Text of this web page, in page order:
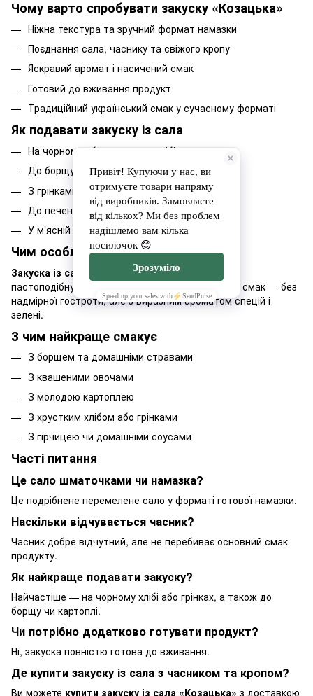
Чому варто спробувати закуску «Козацька»
Ніжна текстура та зручний формат намазки
Поєднання сала, часнику та свіжого кропу
Яскравий аромат і насичений смак
Готовий до вживання продукт
Традиційний український смак у сучасному форматі
Як подавати закуску із сала
На чорному або житньому хлібі
До борщу та українських страв
З грінками або крекерами
До печеної картоплі та солінь
У м’ясній або святковій тарілці
Чим особлива ця намазка
Закуска із сала з кропом і часником
пастоподібну текстуру та добре збалансований смак — без
надмірної гостроти, але з виразним ароматом спецій і
зелені.
З чим найкраще смакує
З борщем та домашніми стравами
З квашеними овочами
З молодою картоплею
З хрустким хлібом або грінками
З гірчицею чи домашніми соусами
Часті питання
Це сало шматочками чи намазка?
Це подрібнене перемелене сало у форматі готової намазки.
Наскільки відчувається часник?
Часник добре відчутний, але не перебиває основний смак
продукту.
Як найкраще подавати закуску?
Найчастіше — на чорному хлібі або грінках, а також до
борщу чи картоплі.
Чи потрібно додатково готувати продукт?
Ні, закуска повністю готова до вживання.
Де купити закуску із сала з часником та кропом?
Ви можете купити закуску із сала «Козацька» з доставкою